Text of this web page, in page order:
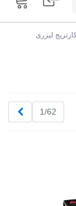
لیزری
1/62